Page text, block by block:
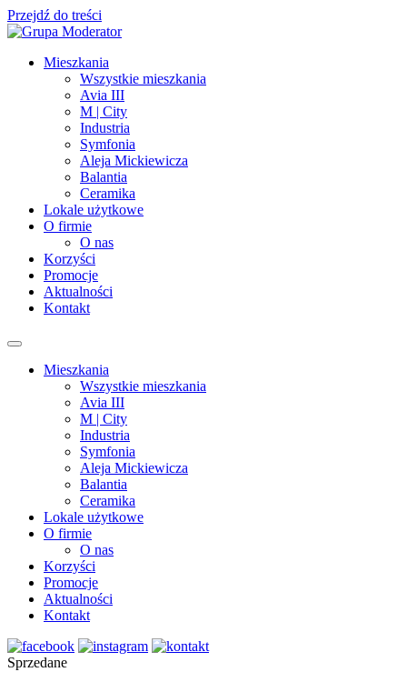
Przejdź do treści
Mieszkania
Wszystkie mieszkania
Avia III
M | City
Industria
Symfonia
Aleja Mickiewicza
Balantia
Ceramika
Lokale użytkowe
O firmie
O nas
Korzyści
Promocje
Aktualności
Kontakt
Mieszkania
Wszystkie mieszkania
Avia III
M | City
Industria
Symfonia
Aleja Mickiewicza
Balantia
Ceramika
Lokale użytkowe
O firmie
O nas
Korzyści
Promocje
Aktualności
Kontakt
Sprzedane